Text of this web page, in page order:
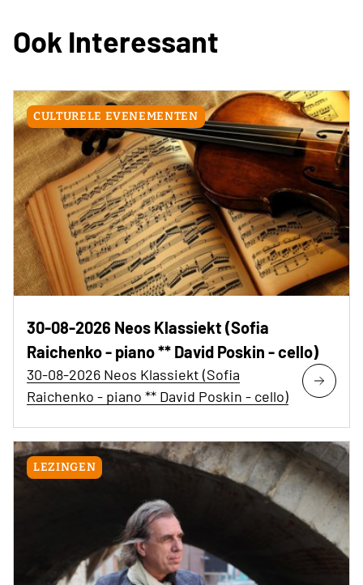
Ook Interessant
CULTURELE EVENEMENTEN
30-08-2026 Neos Klassiekt (Sofia
Raichenko - piano ** David Poskin - cello)
30-08-2026 Neos Klassiekt (Sofia
Raichenko - piano ** David Poskin - cello)
LEZINGEN